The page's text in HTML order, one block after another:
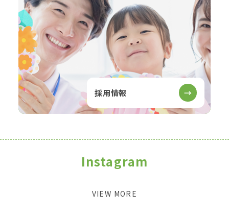
採用情報 →
Instagram
VIEW MORE